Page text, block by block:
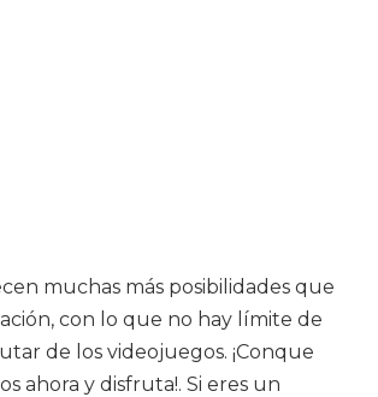
muchas más posibilidades que
con lo que no hay límite de
de los videojuegos. ¡Conque
ahora y disfruta!. Si eres un